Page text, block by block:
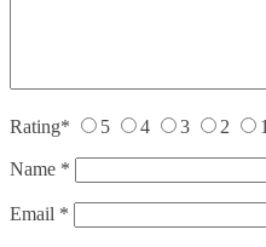
Rating* 5 4 3 2 1
Name *
Email *